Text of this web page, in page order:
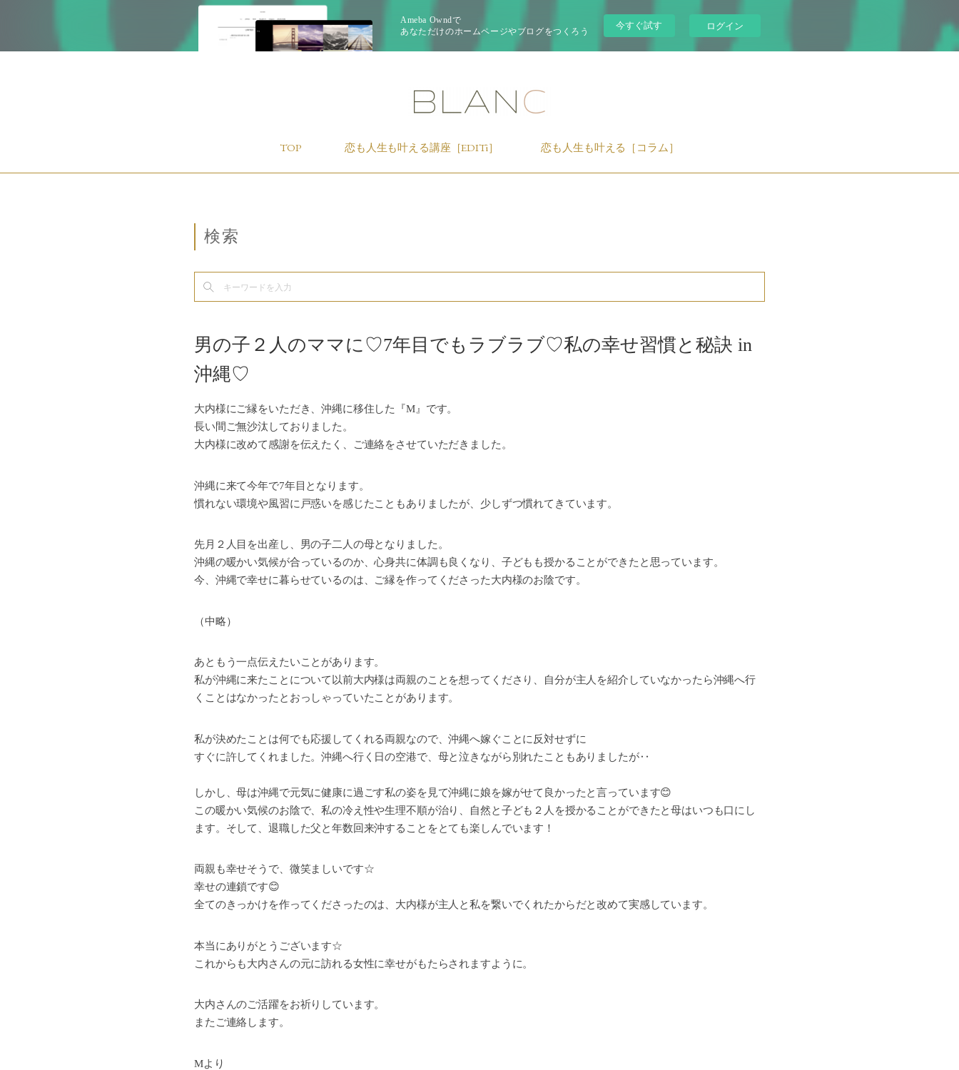
Ameba Owndで
あなただけのホームページやブログをつくろう
今すぐ試す ログイン
TOP 恋も人生も叶える講座［EDITi］ 恋も人生も叶える［コラム］
検索
男の子２人のママに♡7年目でもラブラブ♡私の幸せ習慣と秘訣 in
沖縄♡
大内様にご縁をいただき、沖縄に移住した『M』です。
長い間ご無沙汰しておりました。
大内様に改めて感謝を伝えたく、ご連絡をさせていただきました。
沖縄に来て今年で7年目となります。
慣れない環境や風習に戸惑いを感じたこともありましたが、少しずつ慣れてきています。
先月２人目を出産し、男の子二人の母となりました。
沖縄の暖かい気候が合っているのか、心身共に体調も良くなり、子どもも授かることができたと思っています。
今、沖縄で幸せに暮らせているのは、ご縁を作ってくださった大内様のお陰です。
（中略）
あともう一点伝えたいことがあります。
私が沖縄に来たことについて以前大内様は両親のことを想ってくださり、自分が主人を紹介していなかったら沖縄へ行
くことはなかったとおっしゃっていたことがあります。
私が決めたことは何でも応援してくれる両親なので、沖縄へ嫁ぐことに反対せずに
すぐに許してくれました。沖縄へ行く日の空港で、母と泣きながら別れたこともありましたが‥
しかし、母は沖縄で元気に健康に過ごす私の姿を見て沖縄に娘を嫁がせて良かったと言っています😊
この暖かい気候のお陰で、私の冷え性や生理不順が治り、自然と子ども２人を授かることができたと母はいつも口にし
ます。そして、退職した父と年数回来沖することをとても楽しんでいます！
両親も幸せそうで、微笑ましいです☆
幸せの連鎖です😊
全てのきっかけを作ってくださったのは、大内様が主人と私を繋いでくれたからだと改めて実感しています。
本当にありがとうございます☆
これからも大内さんの元に訪れる女性に幸せがもたらされますように。
大内さんのご活躍をお祈りしています。
またご連絡します。
Mより